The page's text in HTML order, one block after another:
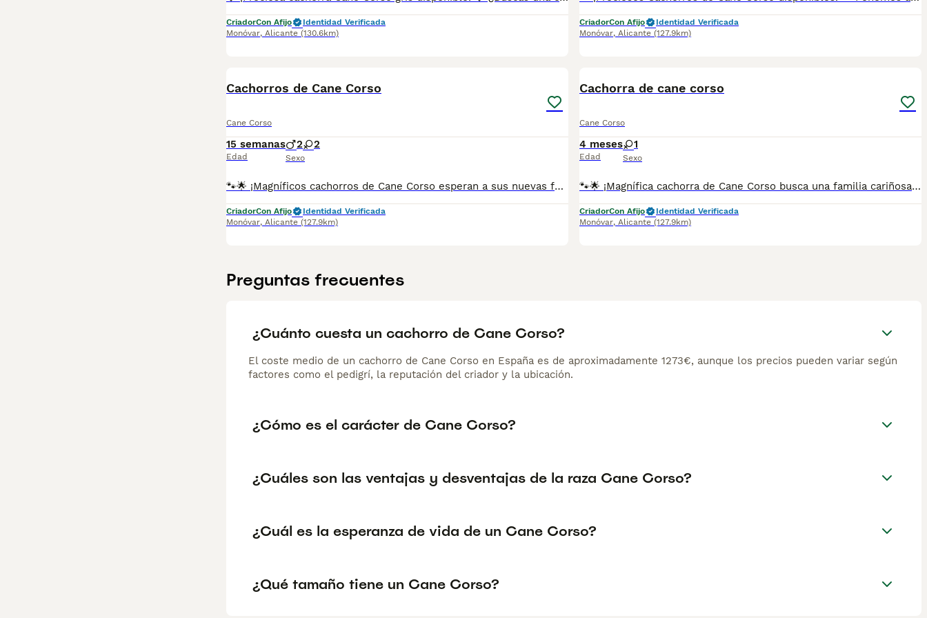
CriadorCon Afijo
Identidad Verificada
Monóvar, Alicante (130.6km)
CriadorCon Afijo
Identidad Verificada
Monóvar, Alicante (127.9km)
Cachorros de Cane Corso
Cane Corso
15 semanas
Edad
2 2
Sexo
🐾🌟 ¡Magníficos cachorros de Cane Corso esperan a sus nuevas familias! 🌟🐾 En nuestro criadero tenemos disponibles para reserva y venta cachorros de Cane Corso, tanto machos como hembras. Todos nuestros pequeños son criados con amor, dedicación y profesionalidad por criadores con más de 14 años de experiencia en la raza. ✅ Pedigrí ✅ LOE ✅ Microchip ✅ Pasaporte veterinario ✅ Vacunas al día según su edad ✅ Desparasitaciones al día según su edad ✅ Certificado veterinario de buena salud 🏡 Todos los cachorros están completamente preparados para incorporarse a sus nuevos hogares y convertirse en compañeros fieles, excelentes guardianes y queridos miembros de la familia. Nuestro criadero está ubicado en Monóvar (Alicante, España). Prestamos especial atención a la salud, el carácter, la morfología y la correcta socialización de cada cachorro. ❤️ Si buscas un auténtico Cane Corso con excelente procedencia, gran salud y un carácter excepcional, estaremos encantados de ayudarte a encontrar el cachorro perfecto para ti. 📲 WhatsApp: 34 607 26 87 12 Contáctanos para recibir fotografías, vídeos y toda la información sobre nuestros cachorros. Estaremos encantados de responder a todas tus preguntas.
CriadorCon Afijo
Identidad Verificada
Monóvar, Alicante (127.9km)
Cachorra de cane corso
Cane Corso
4 meses
Edad
1
Sexo
🐾🌟 ¡Magnífica cachorra de Cane Corso busca una familia cariñosa! 🌟🐾 Se ofrece una preciosa y prometedora hembra de Cane Corso, criada por profesionales con más de 14 años de experiencia en la raza. ✅ Pedigrí ✅ LOE ✅ Microchip ✅ Pasaporte veterinario ✅ Vacunas al día según su edad ✅ Desparasitaciones al día según su edad ✅ Certificado veterinario de buena salud 🏡 La cachorra está completamente preparada para incorporarse a su nuevo hogar y convertirse en una compañera fiel, una excelente guardiana y un miembro más de la familia. Nuestro criadero está ubicado en Monóvar (Alicante, España). Prestamos especial atención a la salud, el carácter y la correcta socialización de nuestros perros. ❤️ Si sueñas con un auténtico Cane Corso de excelente procedencia y magnífico temperamento, no dudes en contactar con nosotros para recibir toda la información. 📲 WhatsApp: 34 607 26 87 12 Estaremos encantados de responder a todas tus preguntas y ayudarte a encontrar a tu compañero perfecto.
CriadorCon Afijo
Identidad Verificada
Monóvar, Alicante (127.9km)
Preguntas frecuentes
¿Cuánto cuesta un cachorro de Cane Corso?
El coste medio de un cachorro de Cane Corso en España es de aproximadamente 1273€, aunque los precios pueden variar según
factores como el pedigrí, la reputación del criador y la ubicación.
¿Cómo es el carácter de Cane Corso?
¿Cuáles son las ventajas y desventajas de la raza Cane Corso?
¿Cuál es la esperanza de vida de un Cane Corso?
¿Qué tamaño tiene un Cane Corso?